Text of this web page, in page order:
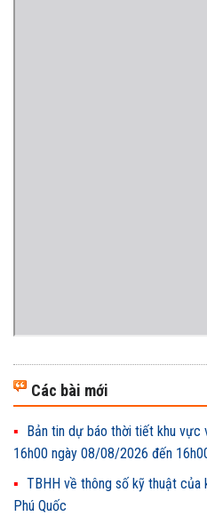
Các bài mới
Bản tin dự báo thời tiết khu vực
16h00 ngày 08/08/2026 đến
TBHH về thông số kỹ thuật
Phú Quốc